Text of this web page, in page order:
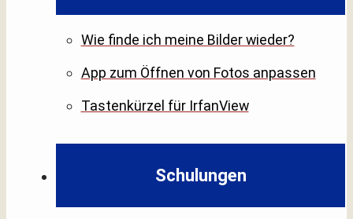
Wie finde ich meine Bilder wieder?
App zum Öffnen von Fotos anpassen
Tastenkürzel für IrfanView
Schulungen